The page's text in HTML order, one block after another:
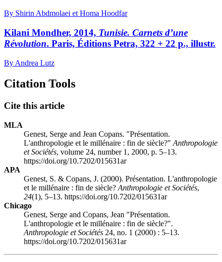
By Shirin Abdmolaei et Homa Hoodfar
Kilani Mondher, 2014, Tunisie. Carnets d’une
Révolution. Paris, Éditions Petra, 322 + 22 p., illustr.
By Andrea Lutz
Citation Tools
Cite this article
MLA
Genest, Serge and Jean Copans. "Présentation.
L'anthropologie et le millénaire : fin de siècle?" Anthropologie
et Sociétés, volume 24, number 1, 2000, p. 5–13.
https://doi.org/10.7202/015631ar
APA
Genest, S. & Copans, J. (2000). Présentation. L'anthropologie
et le millénaire : fin de siècle? Anthropologie et Sociétés,
24(1), 5–13. https://doi.org/10.7202/015631ar
Chicago
Genest, Serge and Copans, Jean "Présentation.
L'anthropologie et le millénaire : fin de siècle?".
Anthropologie et Sociétés 24, no. 1 (2000) : 5–13.
https://doi.org/10.7202/015631ar